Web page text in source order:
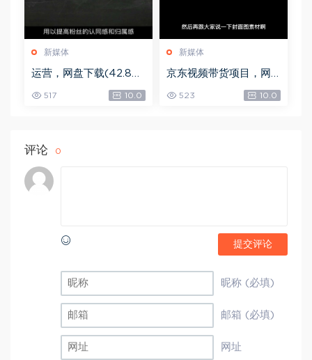
新媒体
运营，网盘下载(42.84
517 10.0
新媒体
京东视频带货项目，网
523 10.0
评论 0
提交评论
昵称 (必填)
邮箱 (必填)
网址